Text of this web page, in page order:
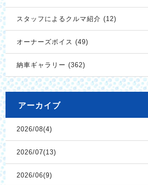
スタッフによるクルマ紹介 (12)
オーナーズボイス (49)
納車ギャラリー (362)
アーカイブ
2026/08(4)
2026/07(13)
2026/06(9)